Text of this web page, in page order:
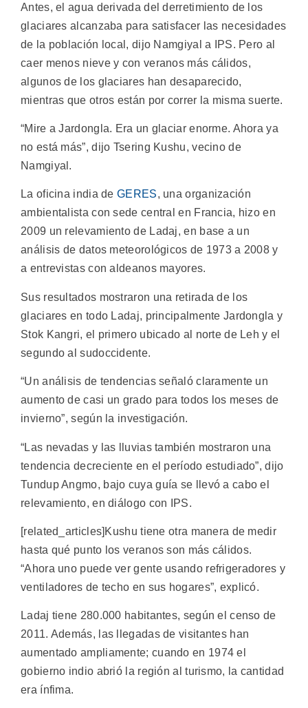
Antes, el agua derivada del derretimiento de los
glaciares alcanzaba para satisfacer las necesidades
de la población local, dijo Namgiyal a IPS. Pero al
caer menos nieve y con veranos más cálidos,
algunos de los glaciares han desaparecido,
mientras que otros están por correr la misma suerte.
“Mire a Jardongla. Era un glaciar enorme. Ahora ya
no está más”, dijo Tsering Kushu, vecino de
Namgiyal.
La oficina india deGERES, una organización
ambientalista con sede central en Francia, hizo en
2009 un relevamiento de Ladaj, en base a un
análisis de datos meteorológicos de 1973 a 2008 y
a entrevistas con aldeanos mayores.
Sus resultados mostraron una retirada de los
glaciares en todo Ladaj, principalmente Jardongla y
Stok Kangri, el primero ubicado al norte de Leh y el
segundo al sudoccidente.
“Un análisis de tendencias señaló claramente un
aumento de casi un grado para todos los meses de
invierno”, según la investigación.
“Las nevadas y las lluvias también mostraron una
tendencia decreciente en el período estudiado”, dijo
Tundup Angmo, bajo cuya guía se llevó a cabo el
relevamiento, en diálogo con IPS.
[related_articles]Kushu tiene otra manera de medir
hasta qué punto los veranos son más cálidos.
“Ahora uno puede ver gente usando refrigeradores y
ventiladores de techo en sus hogares”, explicó.
Ladaj tiene 280.000 habitantes, según el censo de
2011. Además, las llegadas de visitantes han
aumentado ampliamente; cuando en 1974 el
gobierno indio abrió la región al turismo, la cantidad
era ínfima.